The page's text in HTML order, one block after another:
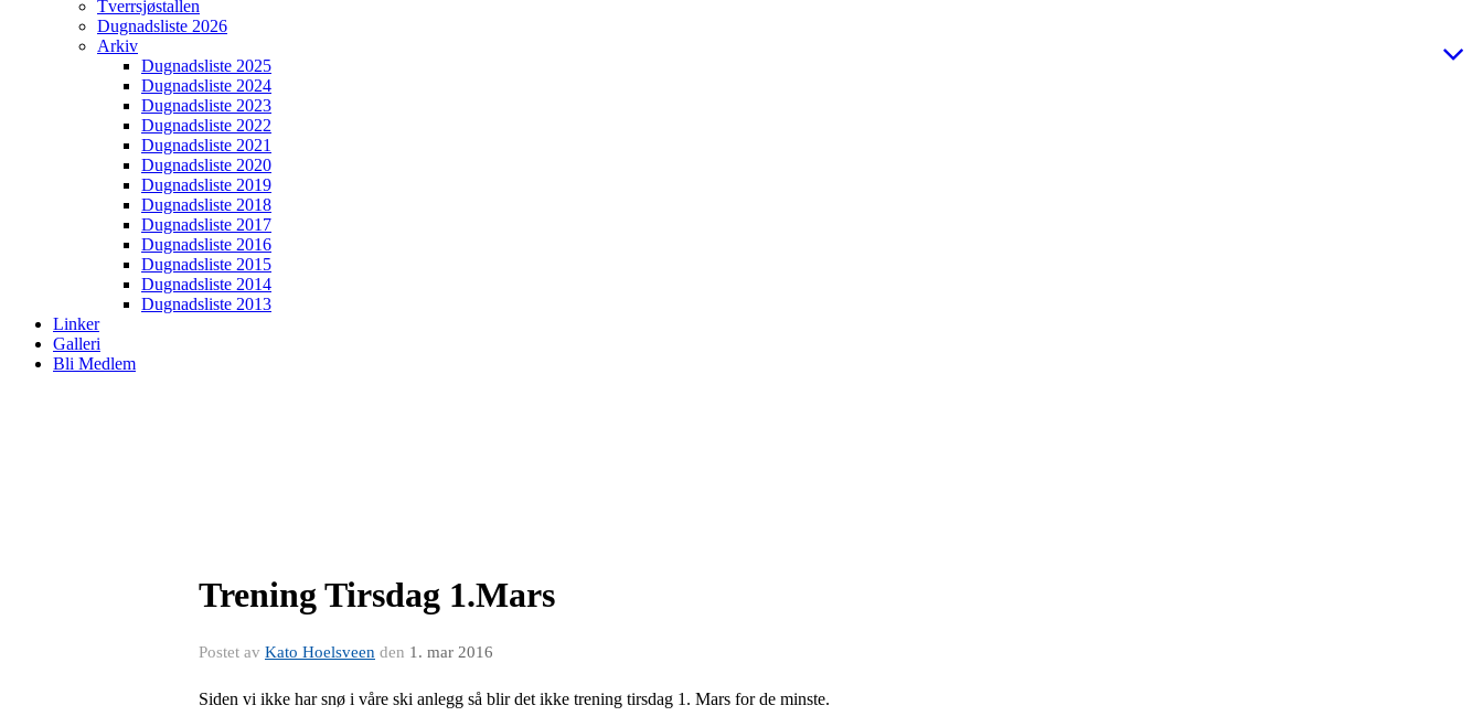
Tverrsjøstallen
Dugnadsliste 2026
Arkiv
Dugnadsliste 2025
Dugnadsliste 2024
Dugnadsliste 2023
Dugnadsliste 2022
Dugnadsliste 2021
Dugnadsliste 2020
Dugnadsliste 2019
Dugnadsliste 2018
Dugnadsliste 2017
Dugnadsliste 2016
Dugnadsliste 2015
Dugnadsliste 2014
Dugnadsliste 2013
Linker
Galleri
Bli Medlem
Trening Tirsdag 1.Mars
Postet av Kato Hoelsveen den 1. mar 2016
Siden vi ikke har snø i våre ski anlegg så blir det ikke trening tirsdag 1. Mars for de minste.